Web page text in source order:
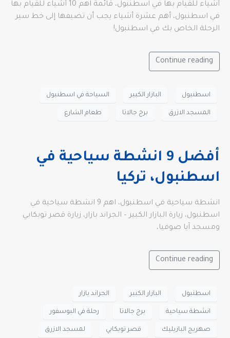
أشياء للقيام بها في اسطنبول، قائمة اهم 10 أشياء للقيام بها
في اسطنبول، أهم عشرة أشياء يجب أن تضيفها إلى خط سير
الرحلة الخاص بك في اسطنبول!
Continue reading
اسطنبول البازار الكبير السياحة في اسطنبول
المسجد الازرق برج جالاتا طعام الشارع
أفضل 9 انشطة سياحية في
اسطنبول، تركيا
انشطة سياحية في اسطنبول، اهم 9 انشطة سياحية في
اسطنبول، زيارة البازار الكبير – الجراند بازار، زيارة قصر توبكابي
ومسجد آيا صوفيا،
Continue reading
اسطنبول البازار الكبير الجراند بازار
انشطة سياحية برج جالاتا رحلة في البوسفور
صهريج البازيليك قصر توبكابي لمسجد الازرق